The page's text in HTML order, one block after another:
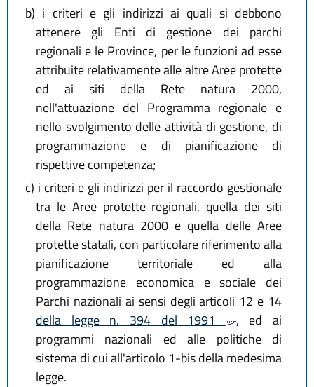
b) i criteri e gli indirizzi ai quali si debbono
attenere gli Enti di gestione dei parchi
regionali e le Province, per le funzioni ad esse
attribuite relativamente alle altre Aree protette
ed ai siti della Rete natura 2000,
nell'attuazione del Programma regionale e
nello svolgimento delle attività di gestione, di
programmazione e di pianificazione di
rispettive competenza;
c) i criteri e gli indirizzi per il raccordo gestionale
tra le Aree protette regionali, quella dei siti
della Rete natura 2000 e quella delle Aree
protette statali, con particolare riferimento alla
pianificazione territoriale ed alla
programmazione economica e sociale dei
Parchi nazionali ai sensi degli articoli 12 e 14
della legge n. 394 del 1991
, ed ai
programmi nazionali ed alle politiche di
sistema di cui all'articolo 1-bis della medesima
legge.